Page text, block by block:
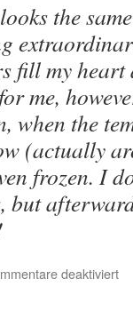
the
fill my
me,
when the
(actually
frozen. I
but
deaktiviertfür